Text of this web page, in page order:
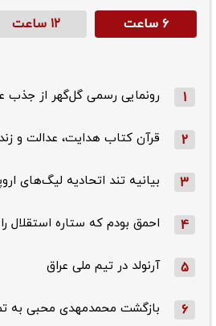
۶ ساعت ۱۲ ساعت
1 رونمایی رسمی گل‌گهر از جذب
2 قرآن کتاب هدایت، عدالت و
3 بیانیه تند اتحادیه لیگ‌های
4 احمق بودم که ستاره استقلال
5 آرنولد در تیم ملی عراق
6 بازگشت محمدمهدی محبی به